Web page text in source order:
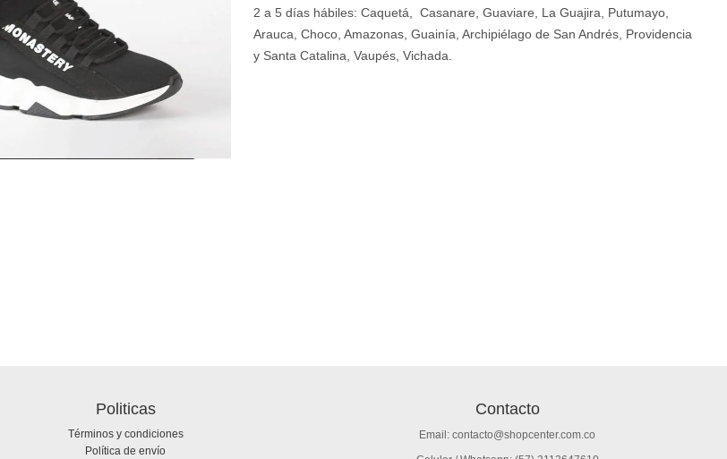
2 a 5 días hábiles: Caquetá, Casanare, Guaviare, La Guajira, Putumayo,
Arauca, Choco, Amazonas, Guainía, Archipiélago de San Andrés, Providencia
y Santa Catalina, Vaupés, Vichada.
Politicas
Términos y condiciones
Política de envío
Contacto
Email: contacto@shopcenter.com.co